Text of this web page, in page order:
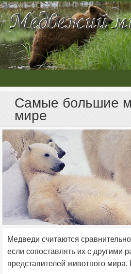
Самые большие
мире
Медведи считаются
если сопоставлять их с другими
представителей животного